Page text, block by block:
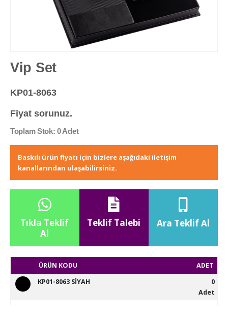
Vip Set
KP01-8063
Fiyat sorunuz.
Toplam Stok: 0 Adet
Baskılı ürün fiyatı için bizlere aşağıdaki iletişim
kanallarından ulaşabilirsiniz.
Tıkla Teklif
Al
Teklif Talebi Ara Teklif Al
ÜRÜN KODU
ADET
KP01-8063 SİYAH
0
Adet